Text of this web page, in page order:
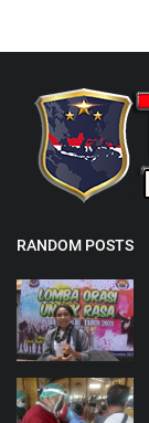
RANDOM POSTS